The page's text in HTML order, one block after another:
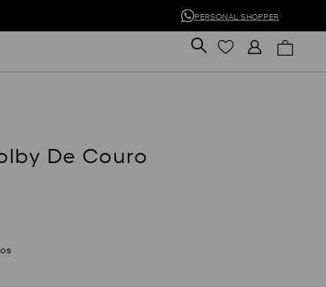
PERSONAL SHOPPER
De Couro